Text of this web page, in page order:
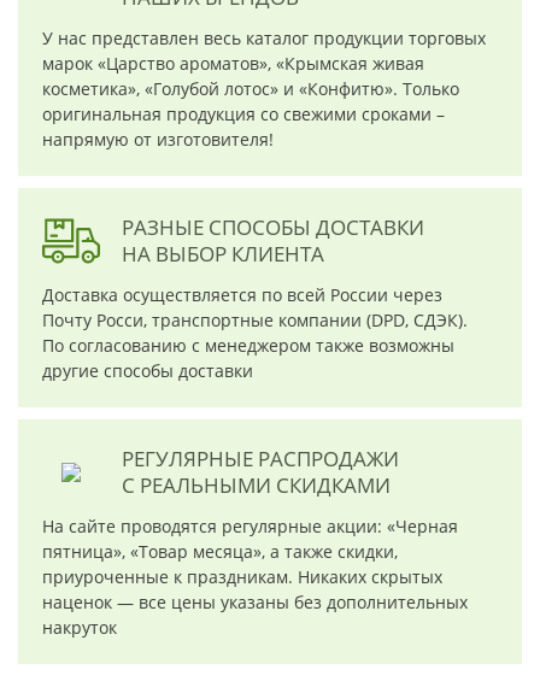
У нас представлен весь каталог продукции торговых
марок «Царство ароматов», «Крымская живая
косметика», «Голубой лотос» и «Конфитю». Только
оригинальная продукция со свежими сроками –
напрямую от изготовителя!
РАЗНЫЕ СПОСОБЫ ДОСТАВКИ
НА ВЫБОР КЛИЕНТА
Доставка осуществляется по всей России через
Почту Росси, транспортные компании (DPD, СДЭК).
По согласованию с менеджером также возможны
другие способы доставки
РЕГУЛЯРНЫЕ РАСПРОДАЖИ
С РЕАЛЬНЫМИ СКИДКАМИ
На сайте проводятся регулярные акции: «Черная
пятница», «Товар месяца», а также скидки,
приуроченные к праздникам. Никаких скрытых
наценок — все цены указаны без дополнительных
накруток